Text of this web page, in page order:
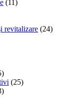
(11)
revitalizare (24)
(25)